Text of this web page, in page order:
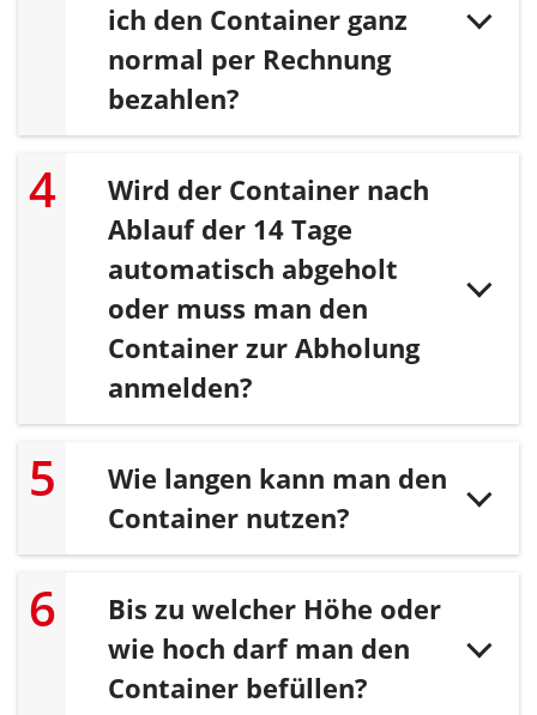
ich den Container ganz
normal per Rechnung
bezahlen?
Wird der Container nach
Ablauf der 14 Tage
automatisch abgeholt
oder muss man den
Container zur Abholung
anmelden?
Wie langen kann man den
Container nutzen?
Bis zu welcher Höhe oder
wie hoch darf man den
Container befüllen?